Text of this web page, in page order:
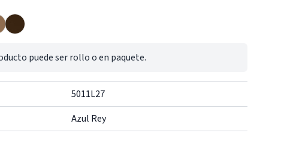
puede ser rollo o en paquete.
5011L27
Azul Rey